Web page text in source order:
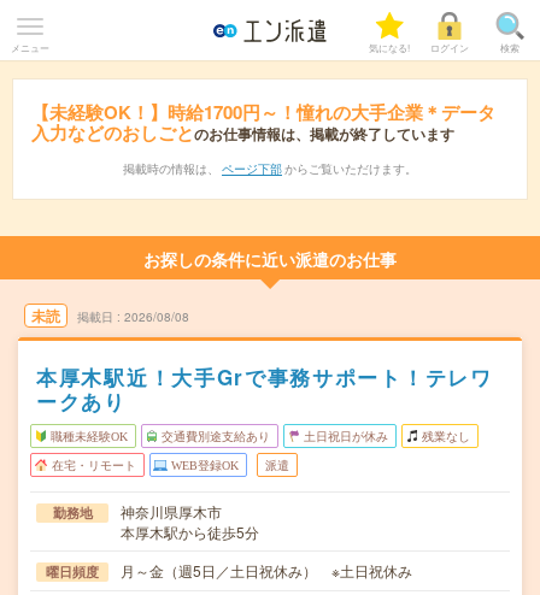
メニュー 気になる! ログイン 検索
【未経験OK！】時給1700円～！憧れの大手企業＊データ
入力などのおしごとのお仕事情報は、掲載が終了しています
掲載時の情報は、 ページ下部 からご覧いただけます。
お探しの条件に近い派遣のお仕事
未読 掲載日 2026/08/08
本厚木駅近！大手Grで事務サポート！テレワ
ークあり
職種未経験OK 交通費別途支給あり 土日祝日が休み 残業なし
在宅・リモート WEB登録OK 派遣
勤務地
神奈川県厚木市
本厚木駅から徒歩5分
曜日頻度 月～金（週5日／土日祝休み） ※土日祝休み